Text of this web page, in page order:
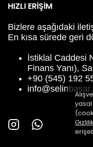
HIZLI ERİŞİM
Bizlere aşağıdaki
En kısa sürede geri
İstiklal Caddesi
Finans Yanı),
+90 (545) 192